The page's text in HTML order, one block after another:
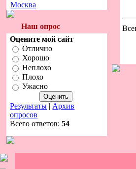
Москва
Наш опрос
Оцените мой сайт
Отлично
Хорошо
Неплохо
Плохо
Ужасно
Результаты | Архив
опросов
Всего ответов:54